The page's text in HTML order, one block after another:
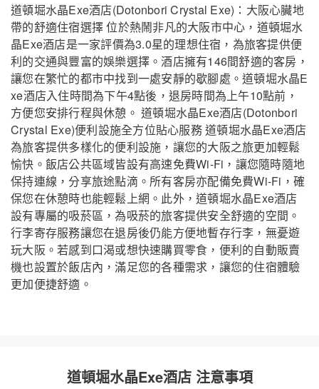
道頓堀水晶Exe酒店(Dotonbori Crystal Exe)：大阪心臟地
帶的舒適住宿選擇 位於熱鬧非凡的大阪市中心，道頓堀水
晶Exe酒店是一家評價為3.0星的理想住宿，為旅客提供便
利的交通與豐富的娛樂選擇。酒店擁有146間舒適的客房，
讓您在繁忙的都市中找到一處安靜的歇腳處。道頓堀水晶E
xe酒店入住時間為下午4點後，退房時間為上午10點前，
方便您安排行程與休憩。 道頓堀水晶Exe酒店(Dotonbori
Crystal Exe)便利設施全方位貼心服務 道頓堀水晶Exe酒店
為旅客提供多樣化的便利設施，讓您的大阪之旅更加輕鬆
愉快。飯店公共區域皆設有高速免費Wi-Fi，讓您隨時隨地
保持連線，分享旅途點滴。所有客房亦配備免費Wi-Fi，確
保您在休憩時也能輕鬆上網。此外，道頓堀水晶Exe酒店
設有專屬的吸菸區，為吸菸的旅客提供安全舒適的空間。
行李寄存服務讓您在退房後仍能方便地暫存行李，無憂遊
玩大阪。若感到口渴或想快速購買零食，便利的自動販賣
機也設置於飯店內，滿足您的各種需求，讓您的住宿體驗
更加便捷舒適。
道頓堀水晶Exe酒店 注意事項
道頓堀水晶Exe酒店 關閉